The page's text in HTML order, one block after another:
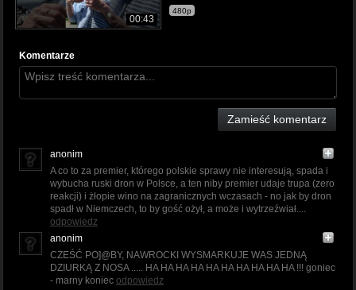
00:43
480p
Komentarze
Zamieść komentarz
anonim
A co to za premier, którego polskie sprawy nie interesują, spada i
wybucha ruski dron w Polsce, a ten niby premier udaje trupa (zero
reakcji) i żłopie wino na zagranicznych wczasach - no jak by dron
spadł w Niemczech, to by gość ożył, a może i wytrzeźwiał....
odpowiedz
anonim
CZEŚĆ PO]@BY, NAWROCKI WYSMARKUJE WAS JEDNĄ
DZIURKĄ Z NOSA ..... HA HA HA HA HA HA HA HA HA HA !!! goniec
- marny koniec odpowiedz